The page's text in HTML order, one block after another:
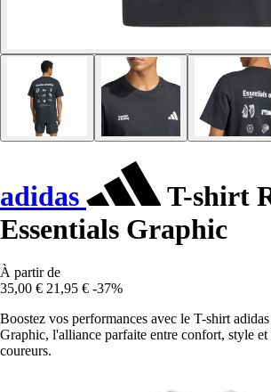
adidas
T-shirt
Essentials Graphic
À partir de
35,00 € 21,95 € -37%
Boostez vos performances avec le T-shirt
Graphic, l'alliance parfaite entre confort, style
coureurs.